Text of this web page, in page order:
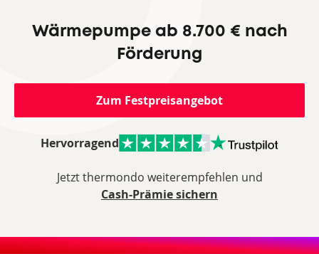
Wärmepumpe ab 8.700 € nach
Förderung
Zum Festpreisangebot
Hervorragend
Jetzt thermondo weiterempfehlen und
Cash-Prämie sichern